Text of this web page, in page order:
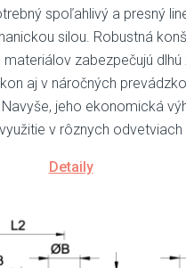
spoľahlivý a presný
silou. Robustná
zabezpečujú
aj v náročných
jeho ekonomická
v rôznych odvetviach
Detaily